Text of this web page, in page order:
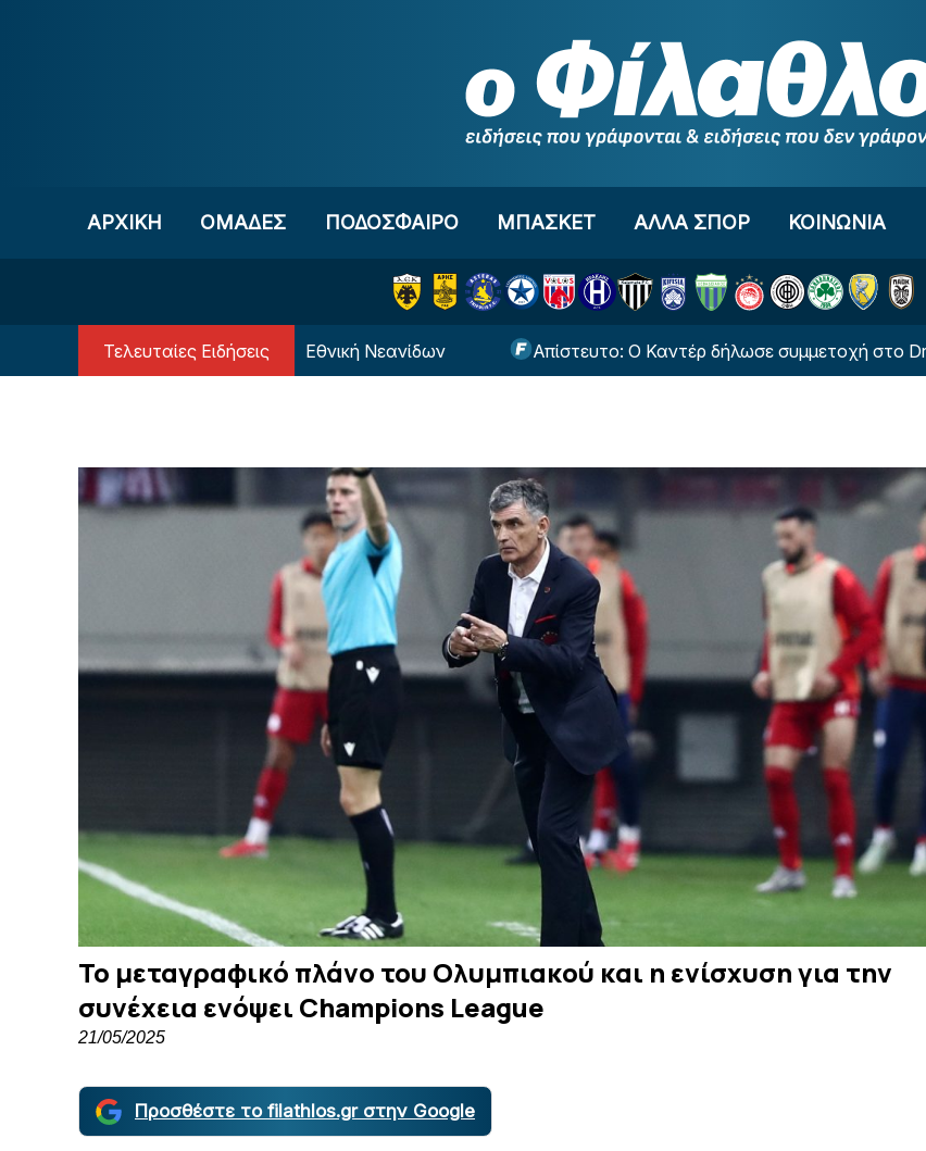
ΑΡΧΙΚΗ OΜΑΔΕΣ ΠΟΔΟΣΦΑΙΡΟ ΜΠΑΣΚΕΤ ΑΛΛΑ ΣΠΟΡ ΚΟΙΝΩΝΙΑ
Τελευταίες Ειδήσεις
U18: Κατέρρευσε η Εθνική Νεανίδων Απίστευτο: Ο Καντέρ δήλωσε συμμετοχή στο Draft του
Το μεταγραφικό πλάνο του Ολυμπιακού και η ενίσχυση για την
συνέχεια ενόψει Champions League
21/05/2025
Προσθέστε το filathlos.gr στην Google